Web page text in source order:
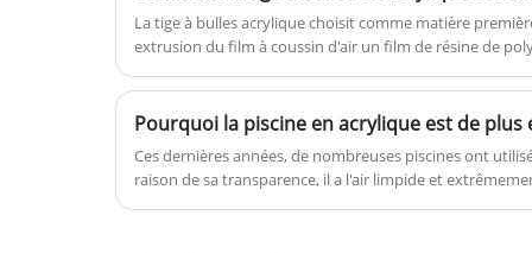
La tige à bulles acrylique choisit comme matière
extrusion du film à coussin d'air un film de résine de
Pourquoi la piscine en acrylique est de
Ces dernières années, de nombreuses piscines ont
raison de sa transparence, il a l'air limpide et